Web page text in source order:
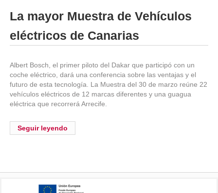
▼
La mayor Muestra de Vehículos
eléctricos de Canarias
Albert Bosch, el primer piloto del Dakar que participó con un
coche eléctrico, dará una conferencia sobre las ventajas y el
futuro de esta tecnología. La Muestra del 30 de marzo reúne 22
vehículos eléctricos de 12 marcas diferentes y una guagua
eléctrica que recorrerá Arrecife.
Seguir leyendo